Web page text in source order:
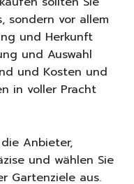
sondern vor allem
und Herkunft
und Auswahl
und Kosten und
in voller Pracht
Anbieter,
und wählen Sie
Gartenziele aus.